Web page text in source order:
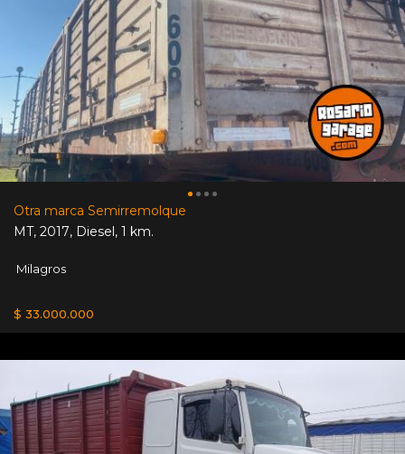
Otra marca Semirremolque
MT, 2017, Diesel, 1 km.
Milagros
$ 33.000.000